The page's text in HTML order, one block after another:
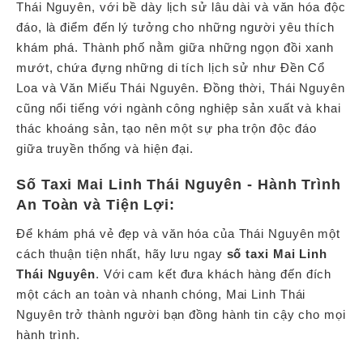
Thái Nguyên, với bề dày lịch sử lâu dài và văn hóa độc
đáo, là điểm đến lý tưởng cho những người yêu thích
khám phá. Thành phố nằm giữa những ngọn đồi xanh
mướt, chứa đựng những di tích lịch sử như Đền Cổ
Loa và Văn Miếu Thái Nguyên. Đồng thời, Thái Nguyên
cũng nổi tiếng với ngành công nghiệp sản xuất và khai
thác khoáng sản, tạo nên một sự pha trộn độc đáo
giữa truyền thống và hiện đại.
Số Taxi Mai Linh Thái Nguyên - Hành Trình
An Toàn và Tiện Lợi:
Để khám phá vẻ đẹp và văn hóa của Thái Nguyên một
cách thuận tiện nhất, hãy lưu ngay số taxi Mai Linh
Thái Nguyên. Với cam kết đưa khách hàng đến đích
một cách an toàn và nhanh chóng, Mai Linh Thái
Nguyên trở thành người bạn đồng hành tin cậy cho mọi
hành trình.